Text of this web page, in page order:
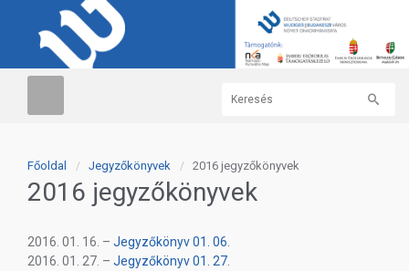
Főoldal Jegyzőkönyvek 2016 jegyzőkönyvek
2016 jegyzőkönyvek
2016. 01. 16. – Jegyzőkönyv 01. 06.
2016. 01. 27. – Jegyzőkönyv 01. 27.